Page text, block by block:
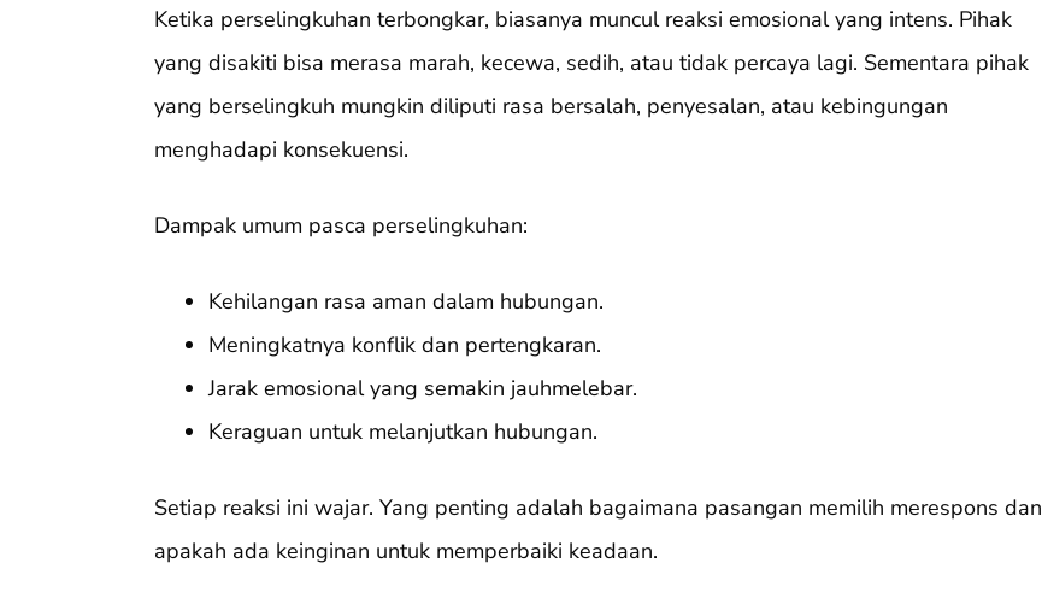
Ketika perselingkuhan terbongkar, biasanya muncul reaksi emosional yang intens. Pihak
yang disakiti bisa merasa marah, kecewa, sedih, atau tidak percaya lagi. Sementara pihak
yang berselingkuh mungkin diliputi rasa bersalah, penyesalan, atau kebingungan
menghadapi konsekuensi.
Dampak umum pasca perselingkuhan:
Kehilangan rasa aman dalam hubungan.
Meningkatnya konflik dan pertengkaran.
Jarak emosional yang semakin jauhmelebar.
Keraguan untuk melanjutkan hubungan.
Setiap reaksi ini wajar. Yang penting adalah bagaimana pasangan memilih merespons dan
apakah ada keinginan untuk memperbaiki keadaan.